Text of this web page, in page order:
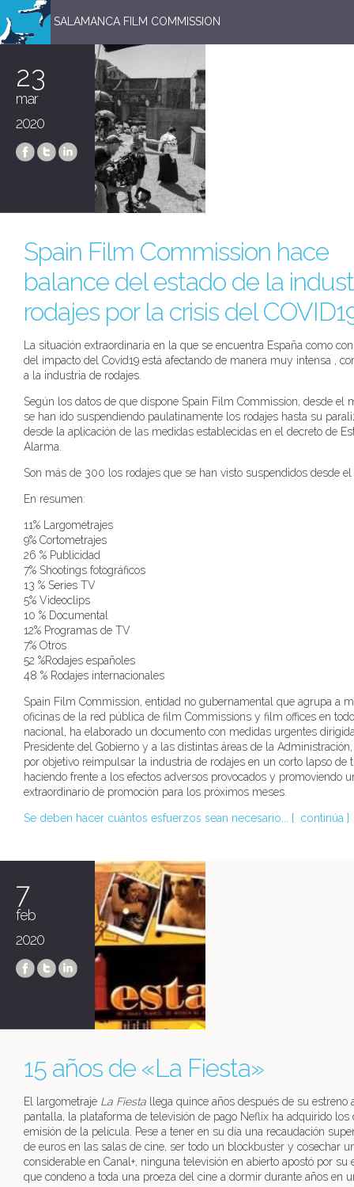
SALAMANCA FILM COMMISSION
23
mar
2020
Spain Film Commission hace
balance del estado de la
rodajes por la crisis del
La situación extraordinaria en la que se encuentra España como
del impacto del Covid19 está afectando de manera muy intensa ,
a la industria de rodajes.
Según los datos de que dispone Spain Film Commission, desde el
se han ido suspendiendo paulatinamente los rodajes hasta su
desde la aplicación de las medidas establecidas en el decreto de
Alarma.
Son más de 300 los rodajes que se han visto suspendidos desde el
En resumen:
11% Largometrajes
9% Cortometrajes
26 % Publicidad
7% Shootings fotográficos
13 % Series TV
5% Videoclips
10 % Documental
12% Programas de TV
7% Otros
52 %Rodajes españoles
48 % Rodajes internacionales
Spain Film Commission, entidad no gubernamental que agrupa a
oficinas de la red pública de film Commissions y film offices en
nacional, ha elaborado un documento con medidas urgentes
Presidente del Gobierno y a las distintas áreas de la
por objetivo reimpulsar la industria de rodajes en un corto lapso de
haciendo frente a los efectos adversos provocados y promoviendo
extraordinario de promoción para los próximos meses.
Se deben hacer cuántos esfuerzos sean necesario... [ continúa ]
7
feb
2020
15 años de «La Fiesta»
El largometraje La Fiesta llega quince años después de su estreno
pantalla, la plataforma de televisión de pago Neflix ha adquirido los
emisión de la película. Pese a tener en su día una recaudación
de euros en las salas de cine, ser todo un blockbuster y cosechar
considerable en Canal+, ninguna televisión en abierto apostó por su
que condeno a toda una proeza del cine a dormir durante años en